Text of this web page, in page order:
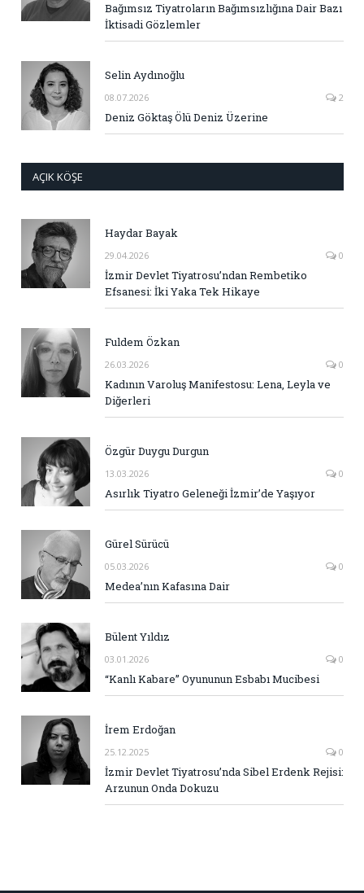
Bağımsız Tiyatroların Bağımsızlığına Dair Bazı
İktisadi Gözlemler
Selin Aydınoğlu
08.07.2026 2
Deniz Göktaş Ölü Deniz Üzerine
AÇIK KÖŞE
Haydar Bayak
29.04.2026 0
İzmir Devlet Tiyatrosu’ndan Rembetiko
Efsanesi: İki Yaka Tek Hikaye
Fuldem Özkan
26.03.2026 0
Kadının Varoluş Manifestosu: Lena, Leyla ve
Diğerleri
Özgür Duygu Durgun
13.03.2026 0
Asırlık Tiyatro Geleneği İzmir’de Yaşıyor
Gürel Sürücü
05.03.2026 0
Medea’nın Kafasına Dair
Bülent Yıldız
03.01.2026 0
“Kanlı Kabare” Oyununun Esbabı Mucibesi
İrem Erdoğan
25.12.2025 0
İzmir Devlet Tiyatrosu’nda Sibel Erdenk Rejisi:
Arzunun Onda Dokuzu